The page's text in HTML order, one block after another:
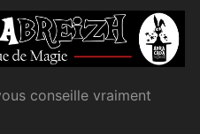
conseille vraiment